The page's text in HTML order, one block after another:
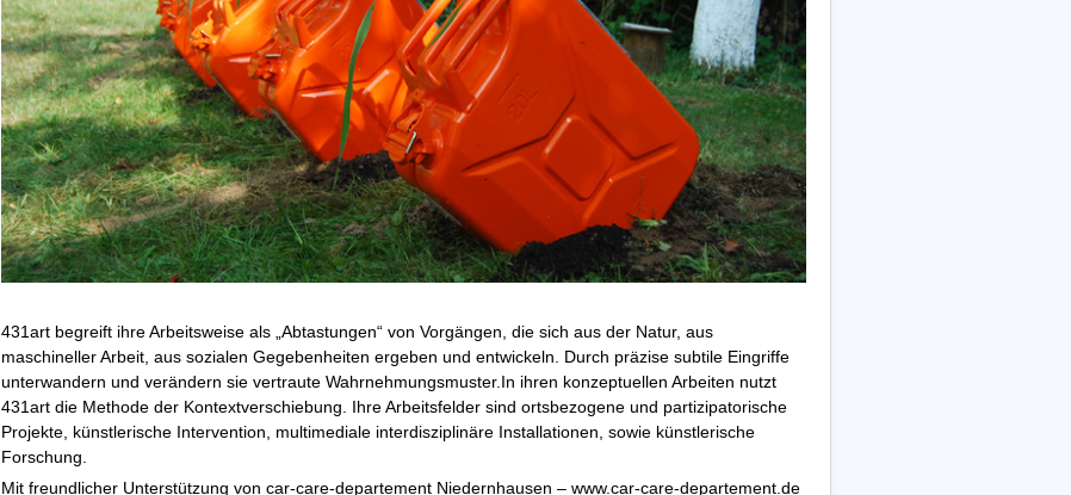
431art begreift ihre Arbeitsweise als „Abtastungen“ von Vorgängen, die sich aus der Natur, aus
maschineller Arbeit, aus sozialen Gegebenheiten ergeben und entwickeln. Durch präzise subtile Eingriffe
unterwandern und verändern sie vertraute Wahrnehmungsmuster.In ihren konzeptuellen Arbeiten nutzt
431art die Methode der Kontextverschiebung. Ihre Arbeitsfelder sind ortsbezogene und partizipatorische
Projekte, künstlerische Intervention, multimediale interdisziplinäre Installationen, sowie künstlerische
Forschung.
Mit freundlicher Unterstützung von car-care-departement Niedernhausen – www.car-care-departement.de